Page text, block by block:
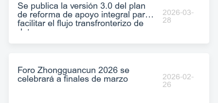
Se publica la versión 3.0 del plan
de reforma de apoyo integral para
facilitar el flujo transfronterizo de
datos
2026-03-
28
Foro Zhongguancun 2026 se
celebrará a finales de marzo
2026-02-
26